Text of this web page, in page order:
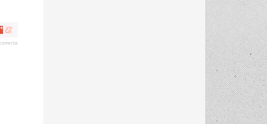
Compartir
meneame